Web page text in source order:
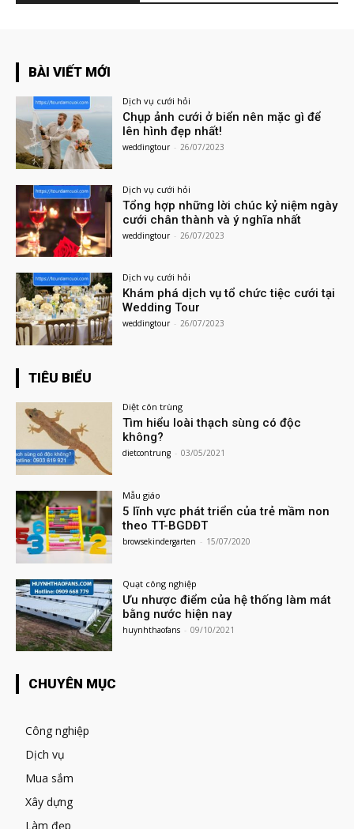
BÀI VIẾT MỚI
Dịch vụ cưới hỏi
Chụp ảnh cưới ở biển nên mặc gì để
lên hình đẹp nhất!
weddingtour - 26/07/2023
Dịch vụ cưới hỏi
Tổng hợp những lời chúc kỷ niệm ngày
cưới chân thành và ý nghĩa nhất
weddingtour - 26/07/2023
Dịch vụ cưới hỏi
Khám phá dịch vụ tổ chức tiệc cưới tại
Wedding Tour
weddingtour - 26/07/2023
TIÊU BIỂU
Diệt côn trùng
Tìm hiểu loài thạch sùng có độc
không?
dietcontrung - 03/05/2021
Mẫu giáo
5 lĩnh vực phát triển của trẻ mầm non
theo TT-BGDĐT
browsekindergarten - 15/07/2020
Quạt công nghiệp
Ưu nhược điểm của hệ thống làm mát
bằng nước hiện nay
huynhthaofans - 09/10/2021
CHUYÊN MỤC
Công nghiệp
Dịch vụ
Mua sắm
Xây dựng
Làm đẹp